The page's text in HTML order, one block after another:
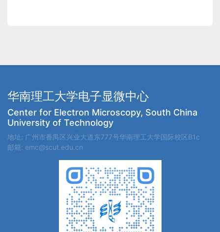
华南理工大学电子显微中心
Center for Electron Microscopy, South China
University of Technology
地址: 广州市番禺区兴业大道东777号华南理工大学国际校区B1c
邮箱: emc@scut.edu.cn